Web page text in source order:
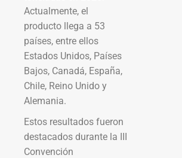
Actualmente, el
producto llega a 53
países, entre ellos
Estados Unidos, Países
Bajos, Canadá, España,
Chile, Reino Unido y
Alemania.
Estos resultados fueron
destacados durante la III
Convención